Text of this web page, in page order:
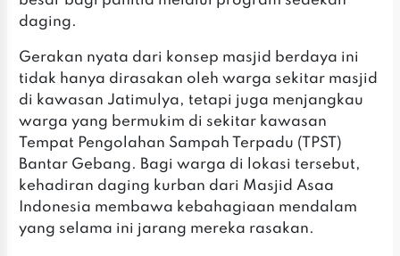
daging.
‎‎Gerakan nyata dari konsep masjid berdaya ini
tidak hanya dirasakan oleh warga sekitar masjid
di kawasan Jatimulya, tetapi juga menjangkau
warga yang bermukim di sekitar kawasan
Tempat Pengolahan Sampah Terpadu (TPST)
Bantar Gebang. Bagi warga di lokasi tersebut,
kehadiran daging kurban dari Masjid Asaa
Indonesia membawa kebahagiaan mendalam
yang selama ini jarang mereka rasakan.